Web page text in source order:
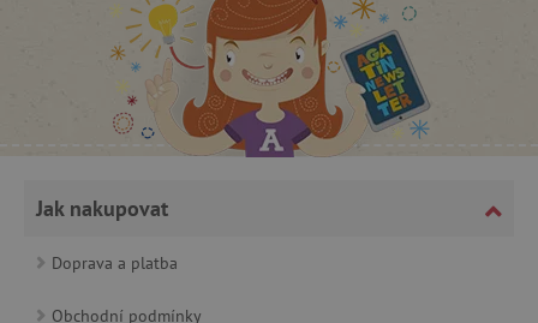
Jak nakupovat
Doprava a platba
Obchodní podmínky
CookieScriptConsent
CookieScript
www.agatinsvet.cz